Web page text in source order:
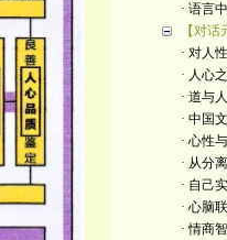
· 语言
【对话
· 对人
· 人心
· 道与
· 中国
· 心性
· 从分
· 自己
· 心脑
· 情商